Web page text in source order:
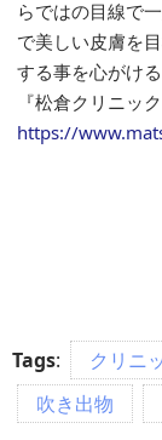
らではの目線で
で美しい皮膚を
する事を心がける
『松倉クリニッ
https://
Tags: クリニ
吹き出物